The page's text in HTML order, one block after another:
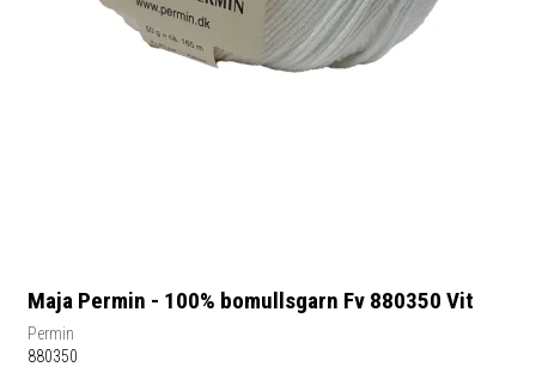
Maja Permin - 100% bomullsgarn Fv 880350 Vit
Permin
880350